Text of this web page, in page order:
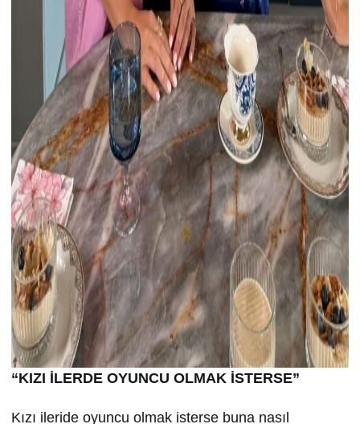
“KIZI İLERDE OYUNCU OLMAK İSTERSE”
Kızı ileride oyuncu olmak isterse buna nasıl